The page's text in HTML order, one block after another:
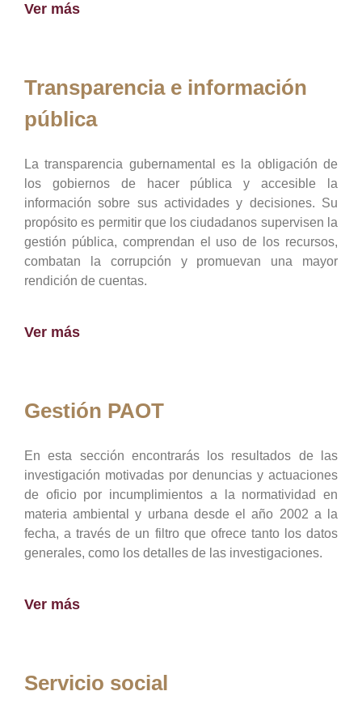
Ver más
Transparencia e información
pública
La transparencia gubernamental es la obligación de
los gobiernos de hacer pública y accesible la
información sobre sus actividades y decisiones. Su
propósito es permitir que los ciudadanos supervisen la
gestión pública, comprendan el uso de los recursos,
combatan la corrupción y promuevan una mayor
rendición de cuentas.
Ver más
Gestión PAOT
En esta sección encontrarás los resultados de las
investigación motivadas por denuncias y actuaciones
de oficio por incumplimientos a la normatividad en
materia ambiental y urbana desde el año 2002 a la
fecha, a través de un filtro que ofrece tanto los datos
generales, como los detalles de las investigaciones.
Ver más
Servicio social